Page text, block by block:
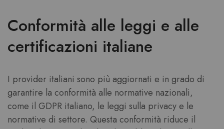
Conformità alle leggi e alle
certificazioni italiane
I provider italiani sono più aggiornati e in grado di
garantire la conformità alle normative nazionali,
come il GDPR italiano, le leggi sulla privacy e le
normative di settore. Questa conformità riduce il